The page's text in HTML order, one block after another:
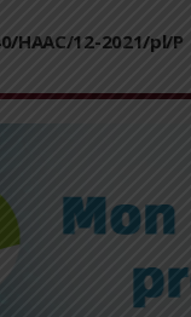
HAAC/12-2021/pl/P